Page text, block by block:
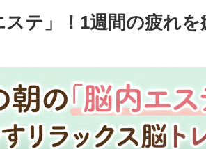
テ」！1週間の疲れを